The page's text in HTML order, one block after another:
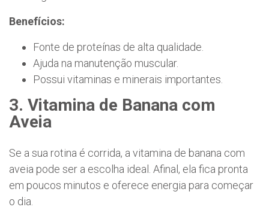
Benefícios:
Fonte de proteínas de alta qualidade.
Ajuda na manutenção muscular.
Possui vitaminas e minerais importantes.
3. Vitamina de Banana com
Aveia
Se a sua rotina é corrida, a vitamina de banana com
aveia pode ser a escolha ideal. Afinal, ela fica pronta
em poucos minutos e oferece energia para começar
o dia.